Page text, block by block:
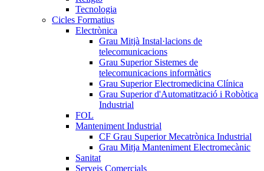
Tecnologia
Cicles Formatius
Electrònica
Grau Mitjà Instal·lacions de
telecomunicacions
Grau Superior Sistemes de
telecomunicacions informàtics
Grau Superior Electromedicina Clínica
Grau Superior d'Automatització i Robòtica
Industrial
FOL
Manteniment Industrial
CF Grau Superior Mecatrònica Industrial
Grau Mitja Manteniment Electromecànic
Sanitat
Serveis Comercials